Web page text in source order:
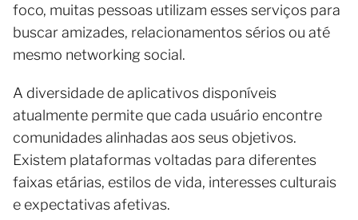
foco, muitas pessoas utilizam esses serviços para
buscar amizades, relacionamentos sérios ou até
mesmo networking social.
A diversidade de aplicativos disponíveis
atualmente permite que cada usuário encontre
comunidades alinhadas aos seus objetivos.
Existem plataformas voltadas para diferentes
faixas etárias, estilos de vida, interesses culturais
e expectativas afetivas.